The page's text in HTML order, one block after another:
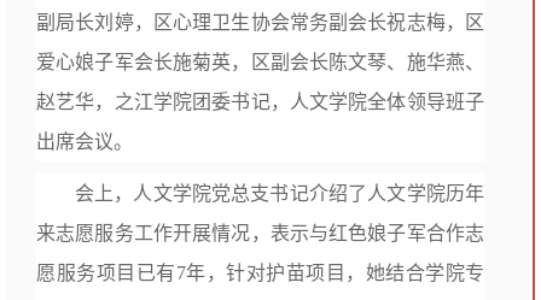
副局长刘婷，区心理卫生协会常务副会长祝志梅，区
爱心娘子军会长施菊英，区副会长陈文琴、施华燕、
赵艺华，之江学院团委书记，人文学院全体领导班子
出席会议。
会上，人文学院党总支书记介绍了人文学院历年
来志愿服务工作开展情况，表示与红色娘子军合作志
愿服务项目已有7年，针对护苗项目，她结合学院专